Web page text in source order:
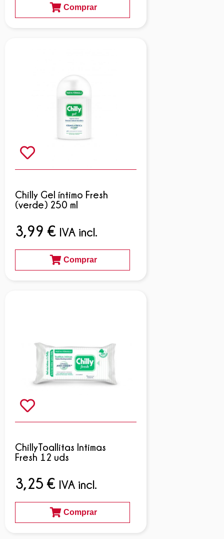
Comprar
Chilly Gel íntimo Fresh
(verde) 250 ml
3,99€ IVA incl.
Comprar
ChillyToallitas Intimas
Fresh 12 uds
3,25€ IVA incl.
Comprar